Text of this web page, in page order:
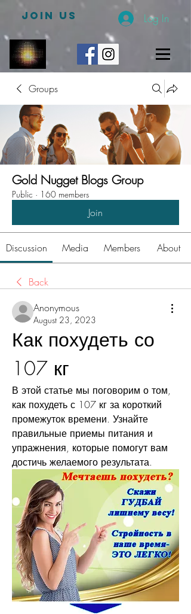
JOIN US Log In
Groups
Gold Nugget Blogs Group
Public · 160 members
Join
Discussion Media Members About
Back
Anonymous
August 23, 2023
Как похудеть со
107 кг
В этой статье мы поговорим о том,
как похудеть с 107 кг за короткий
промежуток времени. Узнайте
правильные приемы питания и
упражнения, которые помогут вам
достичь желаемого результата.